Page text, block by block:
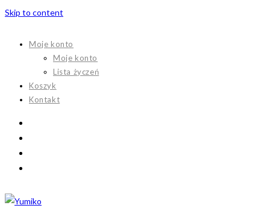
Skip to content
Moje konto
Moje konto
Lista życzeń
Koszyk
Kontakt